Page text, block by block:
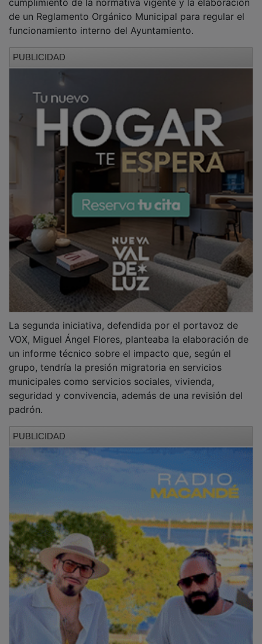
de un Reglamento Orgánico Municipal para regular el
funcionamiento interno del Ayuntamiento.
La segunda iniciativa, defendida por el portavoz de
VOX, Miguel Ángel Flores, planteaba la elaboración de
un informe técnico sobre el impacto que, según el
grupo, tendría la presión migratoria en servicios
municipales como servicios sociales, vivienda,
seguridad y convivencia, además de una revisión del
PUBLICIDAD
VOX también criticó que la Presidencia aplazara las
respuestas a sus ruegos y preguntas. Flores afirmó
que esta situación “supone una vulneración de los
derechos de participación política”.
NOTICIAS RELACIONADAS